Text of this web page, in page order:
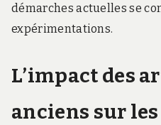
démarches actuelles se
expérimentations.
L’impact des
anciens sur